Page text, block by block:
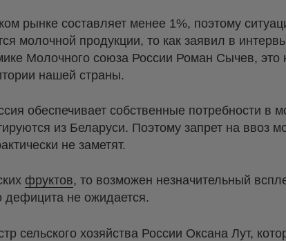
рынке составляет менее 1%, поэтому
молочной продукции, то как заявил в
Молочного союза России Роман Сычев, это
нашей страны.
обеспечивает собственные потребности в
из Беларуси. Поэтому запрет на ввоз
не заметят.
фруктов, то возможен незначительный
дефицита не ожидается.
сельского хозяйства России Оксана Лут,